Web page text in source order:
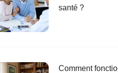
santé ?
Comment